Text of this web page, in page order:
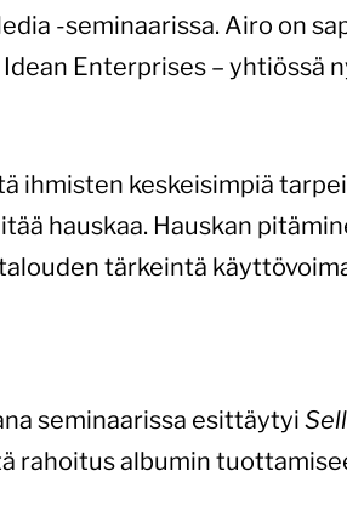
-seminaarissa. Airo on
Enterprises – yhtiössä
ihmisten keskeisimpiä
hauskaa. Hauskan
tärkeintä
seminaarissa esittäytyi
rahoitus albumin